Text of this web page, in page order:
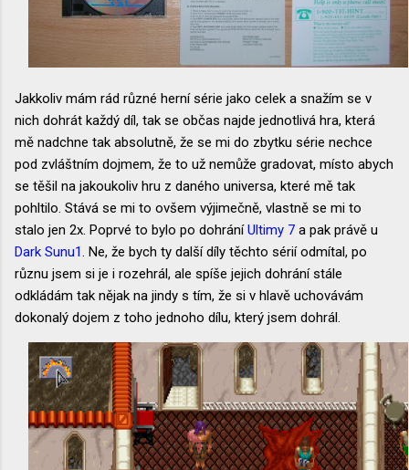
Jakkoliv mám rád různé herní série jako celek a snažím se v
nich dohrát každý díl, tak se občas najde jednotlivá hra, která
mě nadchne tak absolutně, že se mi do zbytku série nechce
pod zvláštním dojmem, že to už nemůže gradovat, místo abych
se těšil na jakoukoliv hru z daného universa, které mě tak
pohltilo. Stává se mi to ovšem výjimečně, vlastně se mi to
stalo jen 2x. Poprvé to bylo po dohráníUltimy 7 a pak právě u
Dark Sunu1. Ne, že bych ty další díly těchto sérií odmítal, po
různu jsem si je i rozehrál, ale spíše jejich dohrání stále
odkládám tak nějak na jindy s tím, že si v hlavě uchovávám
dokonalý dojem z toho jednoho dílu, který jsem dohrál.